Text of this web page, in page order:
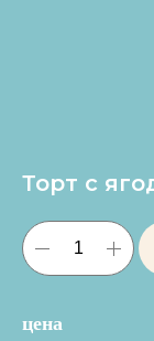
Торт с
цена